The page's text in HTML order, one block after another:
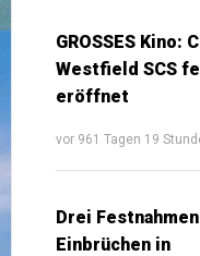
GROSSES Kino:
Westfield SCS
eröffnet
vor 961 Tagen 19
Drei
Einbrüchen in